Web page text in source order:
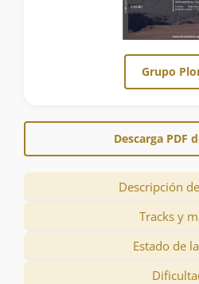
Grupo
Descarga PDF
Descripción
Tracks y
Estado de